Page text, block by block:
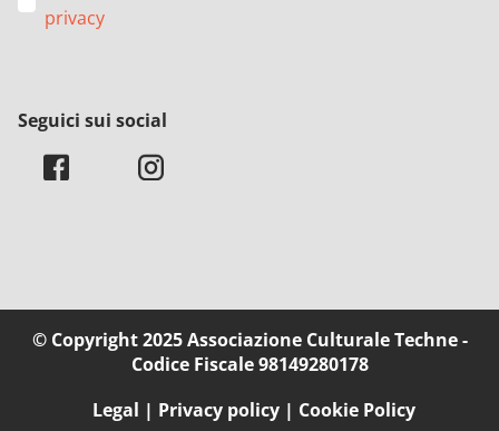
privacy
Seguici sui social
© Copyright 2025 Associazione Culturale Techne -
Codice Fiscale 98149280178
Legal
Privacy policy
Cookie Policy